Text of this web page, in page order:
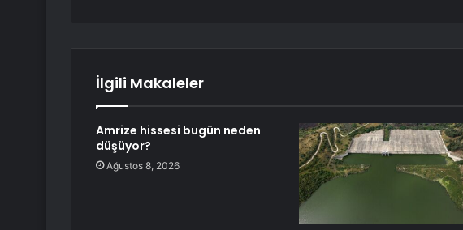
İlgili Makaleler
Amrize hissesi bugün neden
düşüyor?
Ağustos 8, 2026